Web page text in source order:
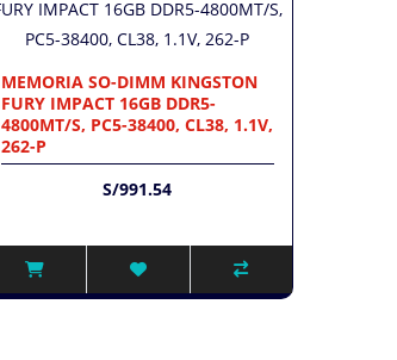
MEMORIA SO-DIMM KINGSTON
FURY IMPACT 16GB DDR5-
4800MT/S, PC5-38400, CL38, 1.1V,
262-P
S/991.54